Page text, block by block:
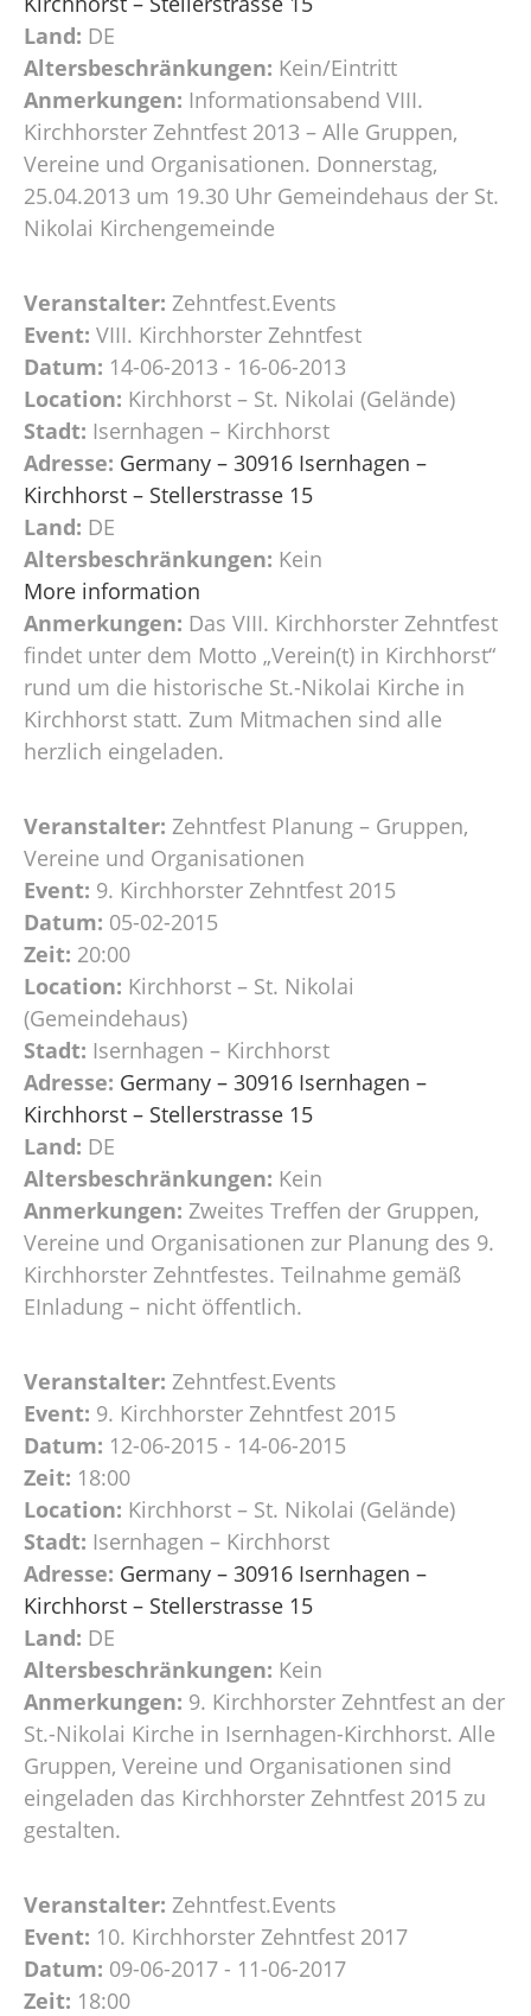
Land: DE
Altersbeschränkungen: Kein/Eintritt
Anmerkungen: Informationsabend VIII.
Kirchhorster Zehntfest 2013 – Alle Gruppen,
Vereine und Organisationen. Donnerstag,
25.04.2013 um 19.30 Uhr Gemeindehaus der St.
Nikolai Kirchengemeinde
Veranstalter: Zehntfest.Events
Event: VIII. Kirchhorster Zehntfest
Datum: 14-06-2013 - 16-06-2013
Location: Kirchhorst – St. Nikolai (Gelände)
Stadt: Isernhagen – Kirchhorst
Adresse: Germany – 30916 Isernhagen –
Kirchhorst – Stellerstrasse 15
Land: DE
Altersbeschränkungen: Kein
More information
Anmerkungen: Das VIII. Kirchhorster Zehntfest
findet unter dem Motto „Verein(t) in Kirchhorst“
rund um die historische St.-Nikolai Kirche in
Kirchhorst statt. Zum Mitmachen sind alle
herzlich eingeladen.
Veranstalter: Zehntfest Planung – Gruppen,
Vereine und Organisationen
Event: 9. Kirchhorster Zehntfest 2015
Datum: 05-02-2015
Zeit: 20:00
Location: Kirchhorst – St. Nikolai
(Gemeindehaus)
Stadt: Isernhagen – Kirchhorst
Adresse: Germany – 30916 Isernhagen –
Kirchhorst – Stellerstrasse 15
Land: DE
Altersbeschränkungen: Kein
Anmerkungen: Zweites Treffen der Gruppen,
Vereine und Organisationen zur Planung des 9.
Kirchhorster Zehntfestes. Teilnahme gemäß
EInladung – nicht öffentlich.
Veranstalter: Zehntfest.Events
Event: 9. Kirchhorster Zehntfest 2015
Datum: 12-06-2015 - 14-06-2015
Zeit: 18:00
Location: Kirchhorst – St. Nikolai (Gelände)
Stadt: Isernhagen – Kirchhorst
Adresse: Germany – 30916 Isernhagen –
Kirchhorst – Stellerstrasse 15
Land: DE
Altersbeschränkungen: Kein
Anmerkungen: 9. Kirchhorster Zehntfest an der
St.-Nikolai Kirche in Isernhagen-Kirchhorst. Alle
Gruppen, Vereine und Organisationen sind
eingeladen das Kirchhorster Zehntfest 2015 zu
gestalten.
Veranstalter: Zehntfest.Events
Event: 10. Kirchhorster Zehntfest 2017
Datum: 09-06-2017 - 11-06-2017
Zeit: 18:00